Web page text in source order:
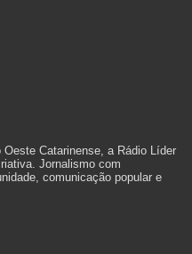
Catarinense, a Rádio Líder
Jornalismo com
comunicação popular e